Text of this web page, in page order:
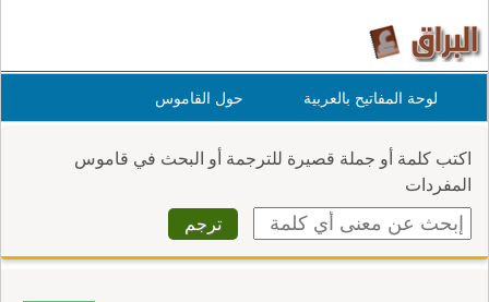
لوحة المفاتيح بالعربية حول القاموس
اكتب كلمة أو جملة قصيرة للترجمة أو البحث في قاموس
المفردات